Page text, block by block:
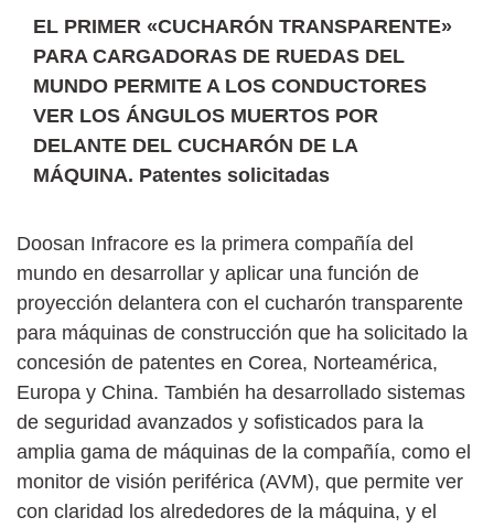
EL PRIMER «CUCHARÓN TRANSPARENTE»
PARA CARGADORAS DE RUEDAS DEL
MUNDO PERMITE A LOS CONDUCTORES
VER LOS ÁNGULOS MUERTOS POR
DELANTE DEL CUCHARÓN DE LA
MÁQUINA. Patentes solicitadas
Doosan Infracore es la primera compañía del
mundo en desarrollar y aplicar una función de
proyección delantera con el cucharón transparente
para máquinas de construcción que ha solicitado la
concesión de patentes en Corea, Norteamérica,
Europa y China. También ha desarrollado sistemas
de seguridad avanzados y sofisticados para la
amplia gama de máquinas de la compañía, como el
monitor de visión periférica (AVM), que permite ver
con claridad los alrededores de la máquina, y el